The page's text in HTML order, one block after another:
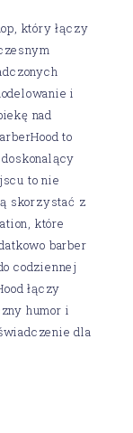
który łączy
i
nad
to
to nie
skorzystać z
które
barber
codziennej
łączy
humor i
dla